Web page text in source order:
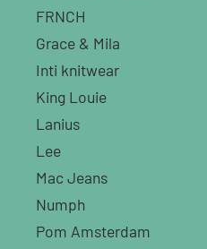
FRNCH
Grace & Mila
Inti knitwear
King Louie
Lanius
Lee
Mac Jeans
Numph
Pom Amsterdam